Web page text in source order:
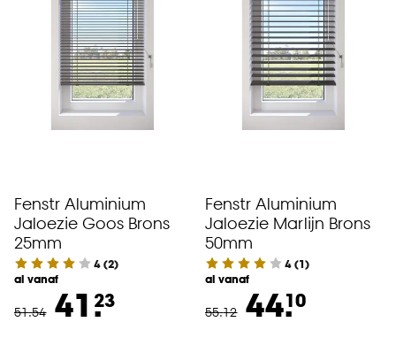
Fenstr Aluminium
Jaloezie Goos Brons
25mm
4(2)
al vanaf
51.54 41.23
Fenstr Aluminium
Jaloezie Marlijn Brons
50mm
4(1)
al vanaf
55.12 44.10